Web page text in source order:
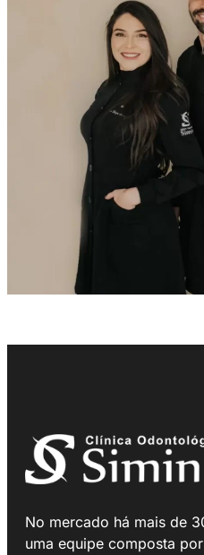
No mercado há mais de
uma equipe composta